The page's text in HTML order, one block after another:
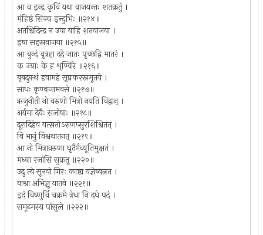
आ व इन्द्र कृविं यथा वाजयन्तः शतक्रतुं ।
मंहिष्ठं सिञ्च इन्दुभिः ॥२१४॥
अतश्चिदिन्द्र न उपा याहि शतवाजया ।
इषा सहस्रवाजया ॥२१५॥
आ बुन्दं वृत्रहा ददे जातः पृच्छद्वि मातरं ।
क उग्राः के ह शृण्विरे ॥२१६॥
बृबदुक्थं हवामहे सृप्रकरस्नमूतये ।
साधः कृण्वन्तमवसे ॥२१७॥
ऋजुनीती नो वरुणो मित्रो नयति विद्वान् ।
अर्यमा देवैः सजोषाः ॥२१८॥
दूरादिहेव यत्सतोऽरुणप्सुरशिश्वितत् ।
वि भानुं विश्वथातनत् ॥२१९॥
आ नो मित्रावरुणा घृतैर्गव्यूतिमुक्षतं ।
मध्वा रजांसि सुक्रतू ॥२२०॥
उदु त्ये सूनवो गिरः काष्ठा यज्ञेष्वत्नत ।
वाश्रा अभिज्ञु यातवे ॥२२१॥
इदं विष्णुर्वि चक्रमे त्रेधा नि दधे पदं ।
समूढमस्य पांसुले ॥२२२॥